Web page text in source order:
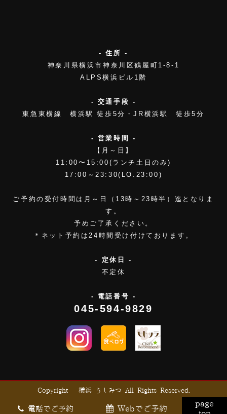
- 住所 -
神奈川県横浜市神奈川区鶴屋町1-8-1
ALPS横浜ビル1階
- 交通手段 -
東急東横線 横浜駅 徒歩5分・JR横浜駅 徒歩5分
- 営業時間 -
【月～日】
11:00〜15:00(ランチ土日のみ)
17:00～23:30(LO.23:00)
ご予約の受付時間は月～日（13時～23時半）迄となりま
す。
予めご了承ください。
＊ネット予約は24時間受け付けております。
- 定休日 -
不定休
- 電話番号 -
045-594-9829
Copyright © 横浜 うしみつ All Rights Reserved.
電話でご予約 Webでご予約
page